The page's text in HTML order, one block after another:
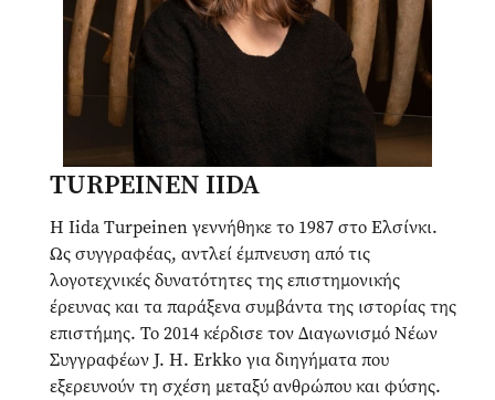
TURPEINEN IIDA
Η Iida Turpeinen γεννήθηκε το 1987 στο Ελσίνκι.
Ως συγγραφέας, αντλεί έμπνευση από τις
λογοτεχνικές δυνατότητες της επιστημονικής
έρευνας και τα παράξενα συμβάντα της ιστορίας της
επιστήμης. Το 2014 κέρδισε τον Διαγωνισμό Νέων
Συγγραφέων J. H. Erkko για διηγήματα που
εξερευνούν τη σχέση μεταξύ ανθρώπου και φύσης.